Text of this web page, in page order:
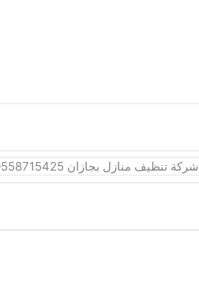
شركة تنظيف منازل بجازان 0558715425